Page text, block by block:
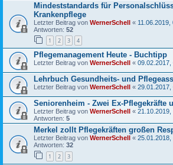
Mindeststandards für
Krankenpflege
Letzter Beitrag von WernerSchell « 11.06.2019,
Antworten: 52
1 2 3 4
Pflegemanagement Heute - Buchtipp
Letzter Beitrag von WernerSchell « 09.02.2017,
Lehrbuch Gesundheits- und
Letzter Beitrag von WernerSchell « 29.01.2017,
Seniorenheim - Zwei Ex-Pflegekräfte
Letzter Beitrag von WernerSchell « 21.10.2019,
Antworten: 5
Merkel zollt Pflegekräften großen
Letzter Beitrag von WernerSchell « 25.01.2018,
Antworten: 32
1 2 3